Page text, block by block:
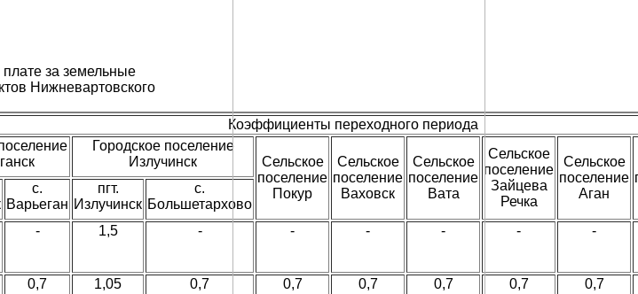
за земельные
Нижневартовского
Коэффициенты переходного периода
Городское поселение
Излучинск
Сельское
поселение
Покур
Сельское
поселение
Ваховск
Сельское
поселение
Вата
Сельское
поселение
Зайцева
Речка
Сельское
поселение
Аган
с.
Варьеган
пгт.
Излучинск
с.
Большетархово
- 1,5 - - - - - -
0,7 1,05 0,7 0,7 0,7 0,7 0,7 0,7